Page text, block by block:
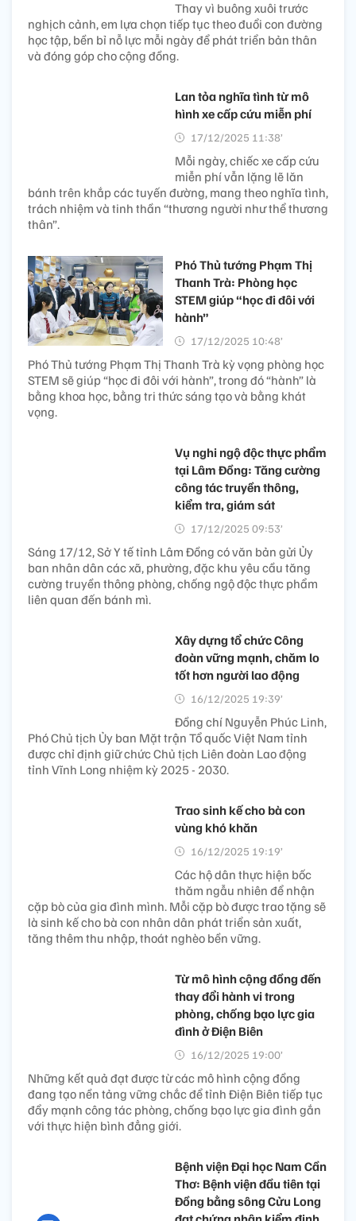
Thay vì buông xuôi trước
nghịch cảnh, em lựa chọn tiếp tục theo đuổi con đường
học tập, bền bỉ nỗ lực mỗi ngày để phát triển bản thân
và đóng góp cho cộng đồng.
Lan tỏa nghĩa tình từ mô
hình xe cấp cứu miễn phí
17/12/2025 11:38’
Mỗi ngày, chiếc xe cấp cứu
miễn phí vẫn lặng lẽ lăn
bánh trên khắp các tuyến đường, mang theo nghĩa tình,
trách nhiệm và tinh thần “thương người như thể thương
thân”.
Phó Thủ tướng Phạm Thị
Thanh Trà: Phòng học
STEM giúp “học đi đôi với
hành”
17/12/2025 10:48’
Phó Thủ tướng Phạm Thị Thanh Trà kỳ vọng phòng học
STEM sẽ giúp “học đi đôi với hành”, trong đó “hành” là
bằng khoa học, bằng tri thức sáng tạo và bằng khát
vọng.
Vụ nghi ngộ độc thực phẩm
tại Lâm Đồng: Tăng cường
công tác truyền thông,
kiểm tra, giám sát
17/12/2025 09:53’
Sáng 17/12, Sở Y tế tỉnh Lâm Đồng có văn bản gửi Ủy
ban nhân dân các xã, phường, đặc khu yêu cầu tăng
cường truyền thông phòng, chống ngộ độc thực phẩm
liên quan đến bánh mì.
Xây dựng tổ chức Công
đoàn vững mạnh, chăm lo
tốt hơn người lao động
16/12/2025 19:39’
Đồng chí Nguyễn Phúc Linh,
Phó Chủ tịch Ủy ban Mặt trận Tổ quốc Việt Nam tỉnh
được chỉ định giữ chức Chủ tịch Liên đoàn Lao động
tỉnh Vĩnh Long nhiệm kỳ 2025 - 2030.
Trao sinh kế cho bà con
vùng khó khăn
16/12/2025 19:19’
Các hộ dân thực hiện bốc
thăm ngẫu nhiên để nhận
cặp bò của gia đình mình. Mỗi cặp bò được trao tặng sẽ
là sinh kế cho bà con nhân dân phát triển sản xuất,
tăng thêm thu nhập, thoát nghèo bền vững.
Từ mô hình cộng đồng đến
thay đổi hành vi trong
phòng, chống bạo lực gia
đình ở Điện Biên
16/12/2025 19:00’
Những kết quả đạt được từ các mô hình cộng đồng
đang tạo nền tảng vững chắc để tỉnh Điện Biên tiếp tục
đẩy mạnh công tác phòng, chống bạo lực gia đình gắn
với thực hiện bình đẳng giới.
Bệnh viện Đại học Nam Cần
Thơ: Bệnh viện đầu tiên tại
Đồng bằng sông Cửu Long